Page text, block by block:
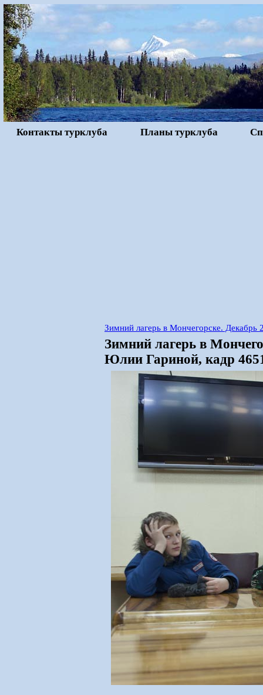
Контакты турклуба Планы турклуба
Зимний лагерь в Мончегорске.
Зимний лагерь в
Юлии Гариной, кадр